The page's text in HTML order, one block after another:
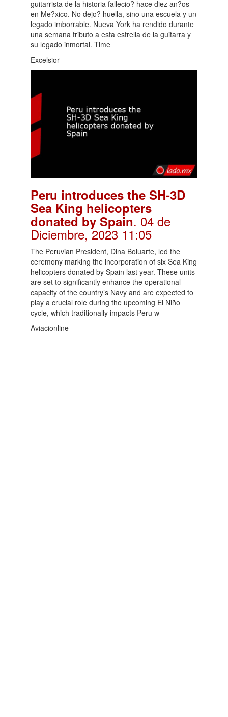
guitarrista de la historia fallecio? hace diez an?os
en Me?xico. No dejo? huella, sino una escuela y un
legado imborrable. Nueva York ha rendido durante
una semana tributo a esta estrella de la guitarra y
su legado inmortal. Time
Excelsior
Peru introduces the SH-3D
Sea King helicopters
donated by Spain. 04 de
Diciembre, 2023 11:05
The Peruvian President, Dina Boluarte, led the
ceremony marking the incorporation of six Sea King
helicopters donated by Spain last year. These units
are set to significantly enhance the operational
capacity of the country’s Navy and are expected to
play a crucial role during the upcoming El Niño
cycle, which traditionally impacts Peru w
Aviacionline